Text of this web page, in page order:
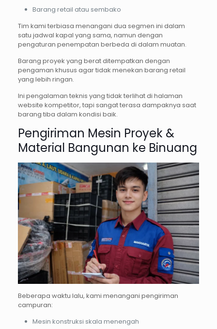
Barang retail atau sembako
Tim kami terbiasa menangani dua segmen ini dalam
satu jadwal kapal yang sama, namun dengan
pengaturan penempatan berbeda di dalam muatan.
Barang proyek yang berat ditempatkan dengan
pengaman khusus agar tidak menekan barang retail
yang lebih ringan.
Ini pengalaman teknis yang tidak terlihat di halaman
website kompetitor, tapi sangat terasa dampaknya saat
barang tiba dalam kondisi baik.
Pengiriman Mesin Proyek &
Material Bangunan ke Binuang
Beberapa waktu lalu, kami menangani pengiriman
campuran:
Mesin konstruksi skala menengah